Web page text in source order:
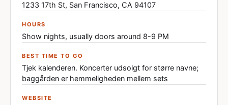
1233 17th St, San Francisco, CA 94107
HOURS
Show nights, usually doors around 8-9 PM
BEST TIME TO GO
Tjek kalenderen. Koncerter udsolgt for større navne;
baggården er hemmeligheden mellem sets
WEBSITE